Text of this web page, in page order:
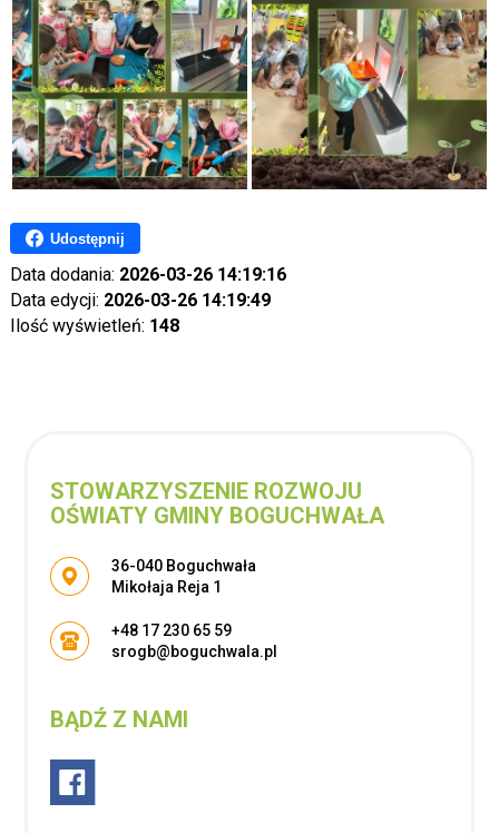
Udostępnij
Data dodania: 2026-03-26 14:19:16
Data edycji: 2026-03-26 14:19:49
Ilość wyświetleń: 148
STOWARZYSZENIE ROZWOJU
OŚWIATY GMINY BOGUCHWAŁA
Adres pocztowy:
36-040 Boguchwała
Mikołaja Reja 1
+48 17 230 65 59
srogb@boguchwala.pl
BĄDŹ Z NAMI